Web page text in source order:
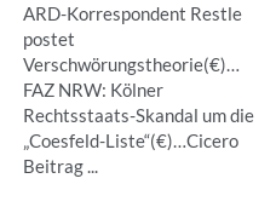
ARD-Korrespondent Restle
postet
Verschwörungstheorie(€)…
FAZ NRW: Kölner
Rechtsstaats-Skandal um die
„Coesfeld-Liste“(€)…Cicero
Beitrag ...